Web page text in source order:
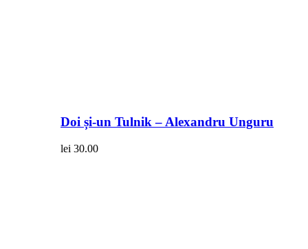
Doi și-un Tulnik – Alexandru Unguru
lei 30.00